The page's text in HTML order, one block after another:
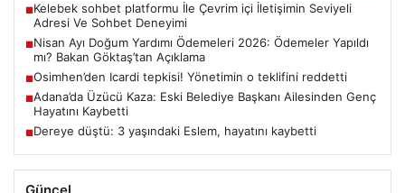
■Kelebek sohbet platformu İle Çevrim içi İletişimin Seviyeli
Adresi Ve Sohbet Deneyimi
■Nisan Ayı Doğum Yardımı Ödemeleri 2026: Ödemeler Yapıldı
mı? Bakan Göktaş’tan Açıklama
■Osimhen’den Icardi tepkisi! Yönetimin o teklifini reddetti
■Adana’da Üzücü Kaza: Eski Belediye Başkanı Ailesinden Genç
Hayatını Kaybetti
■Dereye düştü: 3 yaşındaki Eslem, hayatını kaybetti